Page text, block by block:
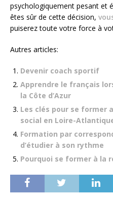
psychologiquement pesant et
êtes sûr de cette décision,
puiserez toute votre force à
Autres articles:
Devenir coach sportif
Apprendre le français
la Côte d’Azur
Les clés pour se former
social en Loire-
Formation par
d’étudier à son rythme
Pourquoi se former à la